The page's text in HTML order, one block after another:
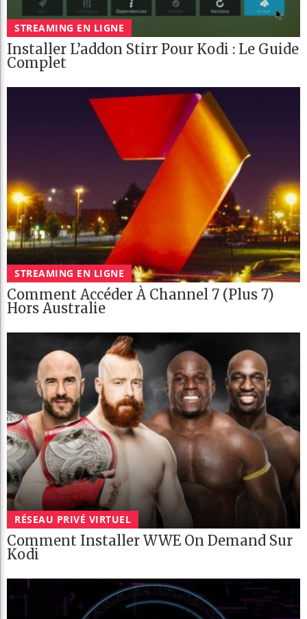
STREAMING EN LIGNE
Installer L’addon Stirr Pour Kodi : Le Guide
Complet
STREAMING EN LIGNE
Comment Accéder À Channel 7 (Plus 7)
Hors Australie
RÉSEAU PRIVÉ VIRTUEL
Comment Installer WWE On Demand Sur
Kodi